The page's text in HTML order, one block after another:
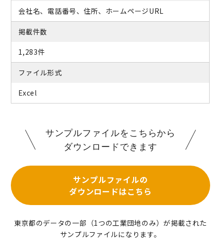
会社名、電話番号、住所、ホームページURL
掲載件数
1,283件
ファイル形式
Excel
サンプルファイルをこちらから
ダウンロードできます
サンプルファイルの
ダウンロードはこちら
東京都のデータの一部（1つの工業団地のみ）が掲載された
サンプルファイルになります。